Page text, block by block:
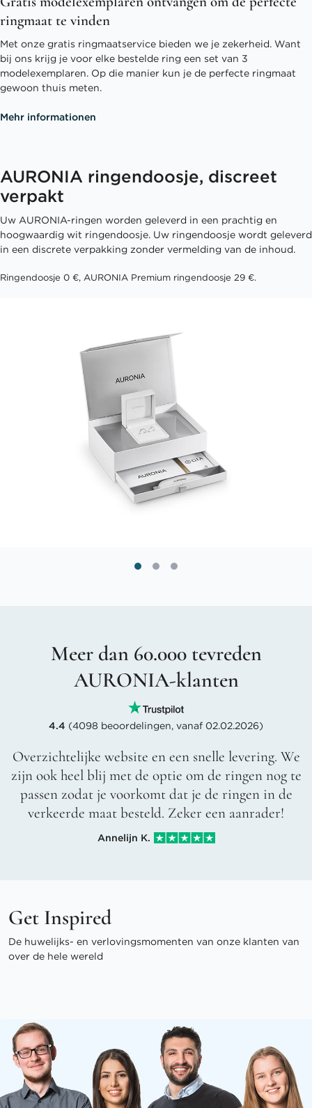
ringmaat te vinden
Met onze gratis ringmaatservice bieden we je zekerheid. Want
bij ons krijg je voor elke bestelde ring een set van 3
modelexemplaren. Op die manier kun je de perfecte ringmaat
gewoon thuis meten.
Mehr informationen
AURONIA ringendoosje, discreet
verpakt
Uw AURONIA-ringen worden geleverd in een prachtig en
hoogwaardig wit ringendoosje. Uw ringendoosje wordt geleverd
in een discrete verpakking zonder vermelding van de inhoud.
Ringendoosje 0 €, AURONIA Premium ringendoosje 29 €.
Meer dan 60.000 tevreden
AURONIA-klanten
4.4 (4098 beoordelingen, vanaf 02.02.2026)
Overzichtelijke website en een snelle levering. We
zijn ook heel blij met de optie om de ringen nog te
passen zodat je voorkomt dat je de ringen in de
verkeerde maat besteld. Zeker een aanrader!
Annelijn K.
Get Inspired
De huwelijks- en verlovingsmomenten van onze klanten van
over de hele wereld